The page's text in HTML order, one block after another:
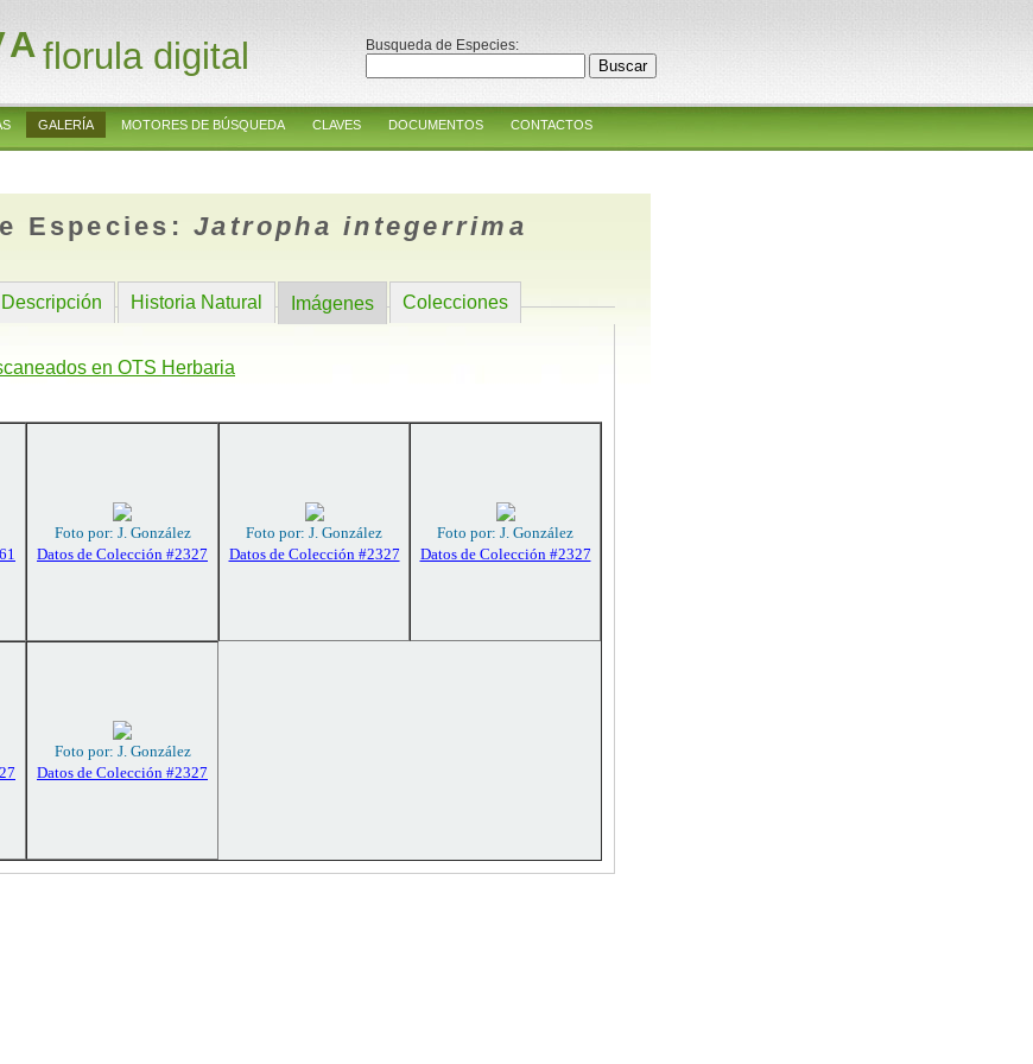
florula digital Busqueda de Especies:
GALERÍA MOTORES DE BÚSQUEDA CLAVES DOCUMENTOS CONTACTOS
Especies:Jatropha integerrima
Descripción Historia Natural Imágenes Colecciones
en OTS Herbaria
Foto por: J. González
Datos de Colección #2327
Foto por: J. González
Datos de Colección #2327
Foto por: J. González
Datos de Colección #2327
Foto por: J. González
Datos de Colección #2327